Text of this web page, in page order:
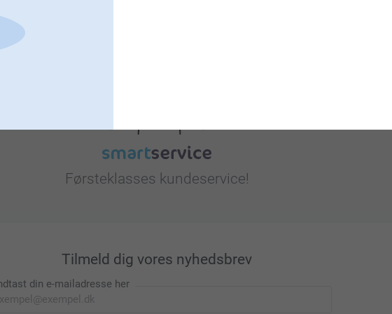
Førsteklasses kundeservice!
Tilmeld dig vores nyhedsbrev
din e-mailadresse her